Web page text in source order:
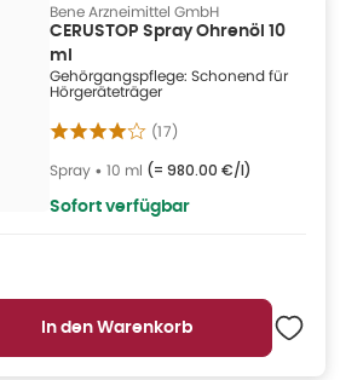
Bene Arzneimittel GmbH
CERUSTOP Spray Ohrenöl 10
ml
Gehörgangspflege: Schonend für
Hörgeräteträger
(17)
Spray • 10 ml (= 980.00 €/l)
Sofort verfügbar
In den Warenkorb